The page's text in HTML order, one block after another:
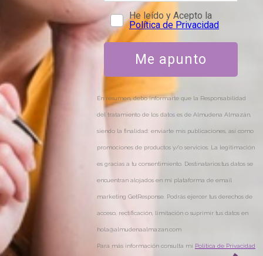
He leído y Acepto la
Política de Privacidad
Me apunto
En resumen, debo informarte que la Responsabilidad
del tratamiento de los datos es de Almudena Almazán,
siendo la finalidad: enviarte mis publicaciones, así como
promociones de productos y/o servicios. La legitimación
es gracias a tu consentimiento. Destinatarios:tus datos se
encuentran alojados en mi plataforma de email
marketing GetResponse. Podrás ejercer tus derechos de
acceso, rectificación, limitación o suprimir tus datos en
hola@almudenaalmazan.com
Para más información consulta mi Política de Privacidad